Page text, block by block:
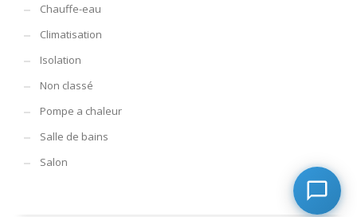
Chauffe-eau
Climatisation
Isolation
Non classé
Pompe a chaleur
Salle de bains
Salon